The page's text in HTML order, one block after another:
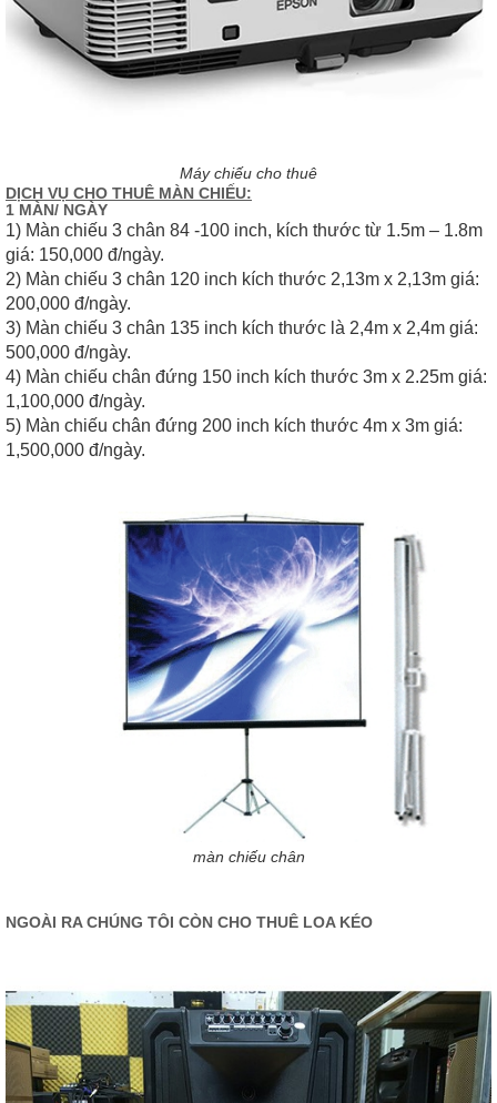
Máy chiếu cho thuê
DỊCH VỤ CHO THUÊ MÀN CHIẾU:
1 MÀN/ NGÀY
1) Màn chiếu 3 chân 84 -100 inch, kích thước từ 1.5m – 1.8m
giá: 150,000 đ/ngày.
2) Màn chiếu 3 chân 120 inch kích thước 2,13m x 2,13m giá:
200,000 đ/ngày.
3) Màn chiếu 3 chân 135 inch kích thước là 2,4m x 2,4m giá:
500,000 đ/ngày.
4) Màn chiếu chân đứng 150 inch kích thước 3m x 2.25m giá:
1,100,000 đ/ngày.
5) Màn chiếu chân đứng 200 inch kích thước 4m x 3m giá:
1,500,000 đ/ngày.
màn chiếu chân
NGOÀI RA CHÚNG TÔI CÒN CHO THUÊ LOA KÉO